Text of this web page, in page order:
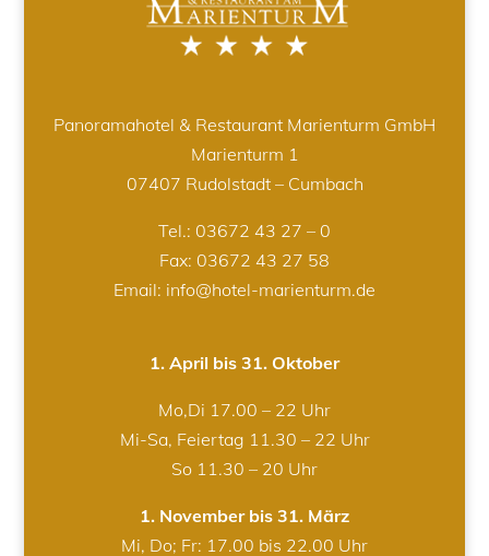
Panoramahotel & Restaurant Marienturm GmbH
Marienturm 1
07407 Rudolstadt – Cumbach
Tel.: 03672 43 27 – 0
Fax: 03672 43 27 58
Email: info@hotel-marienturm.de
1. April bis 31. Oktober
Mo,Di 17.00 – 22 Uhr
Mi-Sa, Feiertag 11.30 – 22 Uhr
So 11.30 – 20 Uhr
1. November bis 31. März
Mi, Do; Fr: 17.00 bis 22.00 Uhr